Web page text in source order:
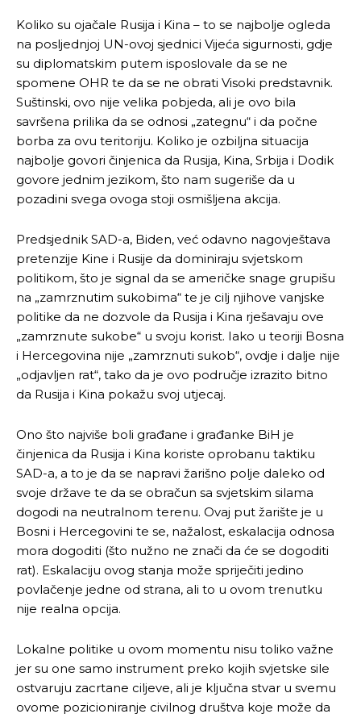
Koliko su ojačale Rusija i Kina – to se najbolje ogleda
na posljednjoj UN-ovoj sjednici Vijeća sigurnosti, gdje
su diplomatskim putem isposlovale da se ne
spomene OHR te da se ne obrati Visoki predstavnik.
Suštinski, ovo nije velika pobjeda, ali je ovo bila
savršena prilika da se odnosi „zategnu“ i da počne
borba za ovu teritoriju. Koliko je ozbiljna situacija
najbolje govori činjenica da Rusija, Kina, Srbija i Dodik
govore jednim jezikom, što nam sugeriše da u
pozadini svega ovoga stoji osmišljena akcija.
Predsjednik SAD-a, Biden, već odavno nagovještava
pretenzije Kine i Rusije da dominiraju svjetskom
politikom, što je signal da se američke snage grupišu
na „zamrznutim sukobima“ te je cilj njihove vanjske
politike da ne dozvole da Rusija i Kina rješavaju ove
„zamrznute sukobe“ u svoju korist. Iako u teoriji Bosna
i Hercegovina nije „zamrznuti sukob“, ovdje i dalje nije
„odjavljen rat“, tako da je ovo područje izrazito bitno
da Rusija i Kina pokažu svoj utjecaj.
Ono što najviše boli građane i građanke BiH je
činjenica da Rusija i Kina koriste oprobanu taktiku
SAD-a, a to je da se napravi žarišno polje daleko od
svoje države te da se obračun sa svjetskim silama
dogodi na neutralnom terenu. Ovaj put žarište je u
Bosni i Hercegovini te se, nažalost, eskalacija odnosa
mora dogoditi (što nužno ne znači da će se dogoditi
rat). Eskalaciju ovog stanja može spriječiti jedino
povlačenje jedne od strana, ali to u ovom trenutku
nije realna opcija.
Lokalne politike u ovom momentu nisu toliko važne
jer su one samo instrument preko kojih svjetske sile
ostvaruju zacrtane ciljeve, ali je ključna stvar u svemu
ovome pozicioniranje civilnog društva koje može da